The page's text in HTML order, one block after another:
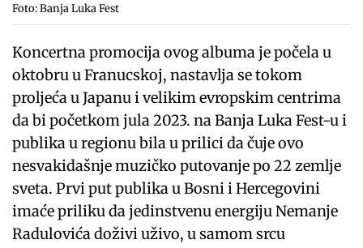
Foto: Banja Luka Fest
Koncertna promocija ovog albuma je počela u
oktobru u Franucskoj, nastavlja se tokom
proljeća u Japanu i velikim evropskim centrima
da bi početkom jula 2023. na Banja Luka Fest-u i
publika u regionu bila u prilici da čuje ovo
nesvakidašnje muzičko putovanje po 22 zemlje
sveta. Prvi put publika u Bosni i Hercegovini
imaće priliku da jedinstvenu energiju Nemanje
Radulovića doživi uživo, u samom srcu